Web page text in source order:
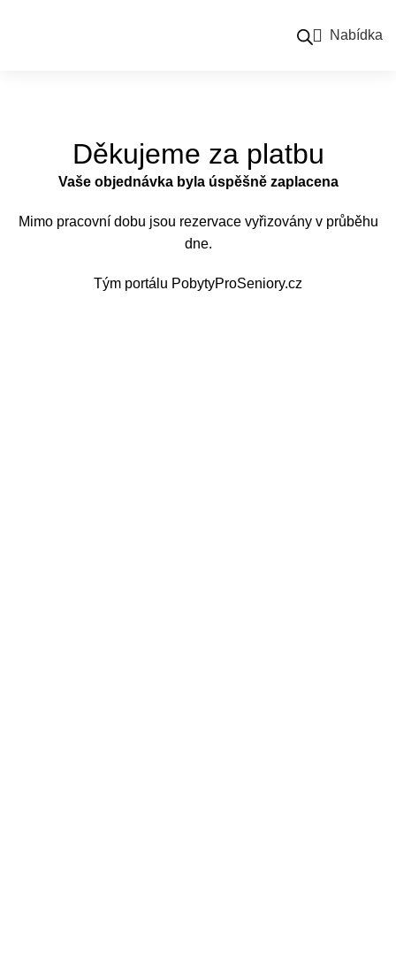
Nabídka
Děkujeme za platbu
Vaše objednávka byla úspěšně zaplacena
Mimo pracovní dobu jsou rezervace vyřizovány v průběhu
dne.
Tým portálu PobytyProSeniory.cz